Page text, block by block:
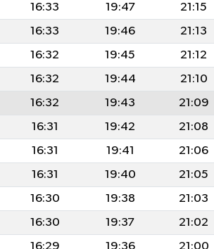
16:33 19:47
21:15
16:33 19:46
21:13
16:32 19:45
21:12
16:32 19:44
21:10
16:32 19:43
21:09
16:31 19:42
21:08
16:31 19:41
21:06
16:31 19:40
21:05
16:30 19:38
21:03
16:30 19:37
21:02
16:29 19:36
21:00